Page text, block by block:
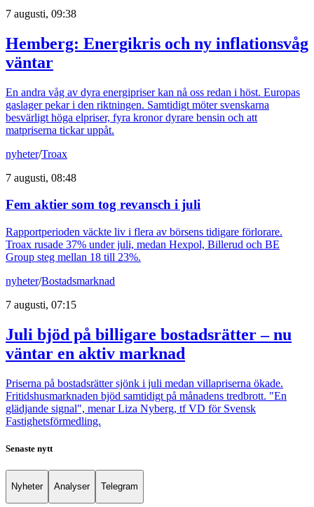
7 augusti, 09:38
Hemberg: Energikris och ny inflationsvåg
väntar
En andra våg av dyra energipriser kan nå oss redan i höst. Europas
gaslager pekar i den riktningen. Samtidigt möter svenskarna
besvärligt höga elpriser, fyra kronor dyrare bensin och att
matpriserna tickar uppåt.
nyheter/Troax
7 augusti, 08:48
Fem aktier som tog revansch i juli
Rapportperioden väckte liv i flera av börsens tidigare förlorare.
Troax rusade 37% under juli, medan Hexpol, Billerud och BE
Group steg mellan 18 till 23%.
nyheter/Bostadsmarknad
7 augusti, 07:15
Juli bjöd på billigare bostadsrätter – nu
väntar en aktiv marknad
Priserna på bostadsrätter sjönk i juli medan villapriserna ökade.
Fritidshusmarknaden bjöd samtidigt på månadens tredbrott. "En
glädjande signal", menar Liza Nyberg, tf VD för Svensk
Fastighetsförmedling.
Senaste nytt
Nyheter Analyser Telegram